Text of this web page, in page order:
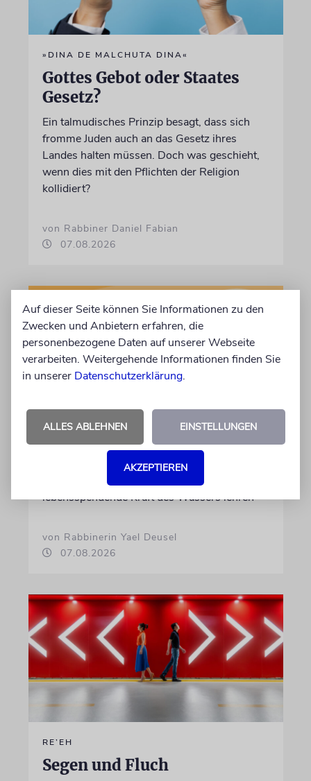
»DINA DE MALCHUTA DINA«
Gottes Gebot oder Staates
Gesetz?
Ein talmudisches Prinzip besagt, dass sich
fromme Juden auch an das Gesetz ihres
Landes halten müssen. Doch was geschieht,
wenn dies mit den Pflichten der Religion
kollidiert?
von Rabbiner Daniel Fabian
07.08.2026
TALMUDISCHES
Was unsere Weisen über die
lebensspendende Kraft des Wassers lehren
von Rabbinerin Yael Deusel
07.08.2026
RE’EH
Segen und Fluch
Auf dieser Seite können Sie Informationen zu den
Zwecken und Anbietern erfahren, die
personenbezogene Daten auf unserer Webseite
verarbeiten. Weitergehende Informationen finden Sie
in unserer Datenschutzerklärung.
ALLES ABLEHNEN EINSTELLUNGEN
AKZEPTIEREN